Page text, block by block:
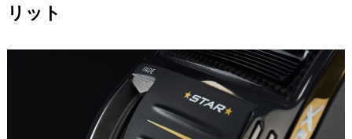
リット